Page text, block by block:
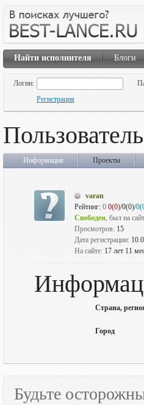
Найти исполнителя Блоги
Логин:
Регистрация
Информация Проекты
varan
Рейтинг: 0 0(0)/0(0)/
Свободен, был на
Просмотров: 15
Дата регистрации:
На сайте: 17 лет 11
Страна,
Город
Будьте